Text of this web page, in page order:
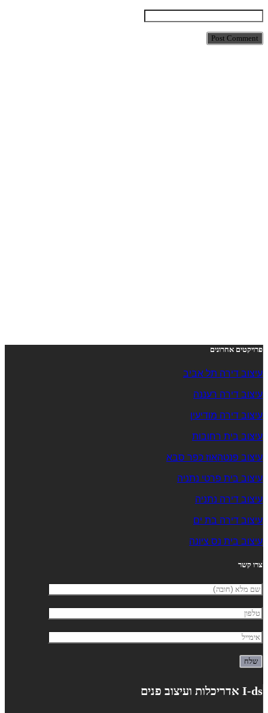
Post Comment
פרויקטים אחרונים
עיצוב דירה תל אביב
עיצוב דירה רעננה
עיצוב דירה מודיעין
עיצוב בית רחובות
עיצוב פנטהאוז כפר סבא
עיצוב בית פרטי נתניה
עיצוב דירה נתניה
עיצוב דירה בת ים
עיצוב בית נס ציונה
צרו קשר
I-ds אדריכלות ועיצוב פנים